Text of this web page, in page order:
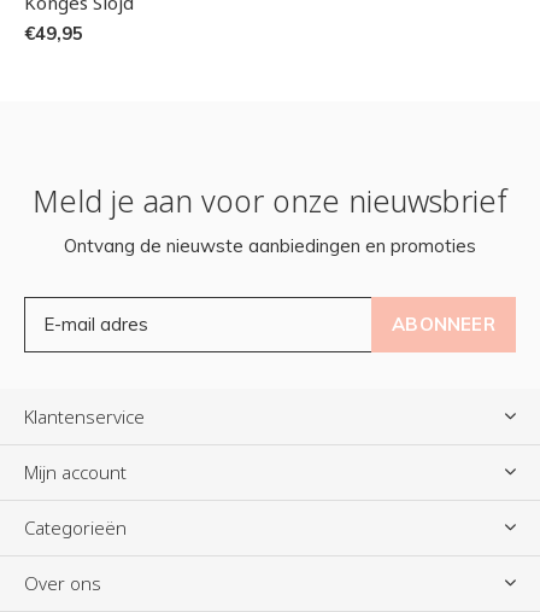
€49,95
Meld je aan voor onze nieuwsbrief
Ontvang de nieuwste aanbiedingen en promoties
ABONNEER
Klantenservice
Mijn account
Categorieën
Over ons